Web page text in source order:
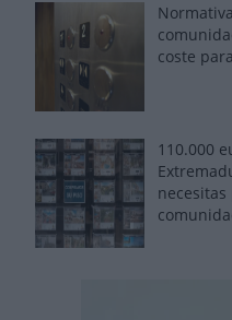
coste
110.000